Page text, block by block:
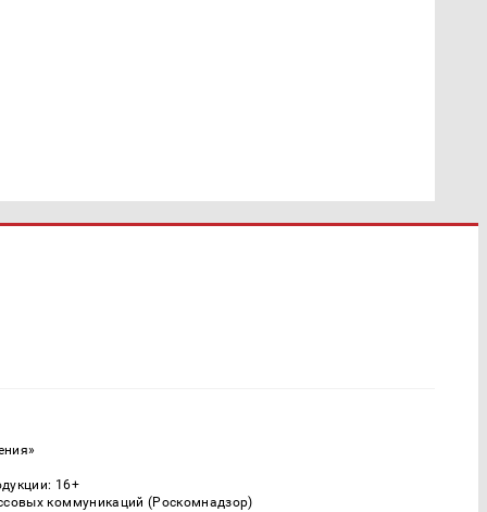
16+
коммуникаций (Роскомнадзор)